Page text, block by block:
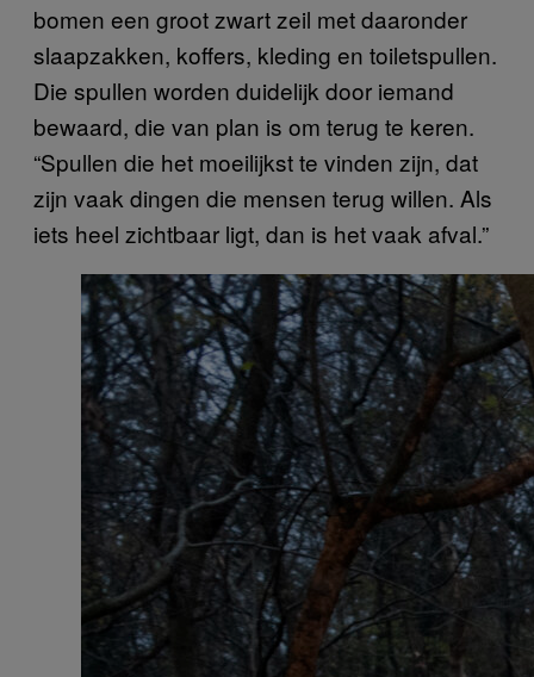
bomen een groot zwart zeil met daaronder
slaapzakken, koffers, kleding en toiletspullen.
Die spullen worden duidelijk door iemand
bewaard, die van plan is om terug te keren.
“Spullen die het moeilijkst te vinden zijn, dat
zijn vaak dingen die mensen terug willen. Als
iets heel zichtbaar ligt, dan is het vaak afval.”